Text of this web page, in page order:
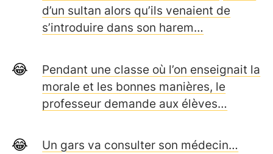
d’un sultan alors qu’ils venaient de
s’introduire dans son harem…
Pendant une classe où l’on enseignait la
morale et les bonnes manières, le
professeur demande aux élèves…
Un gars va consulter son médecin…